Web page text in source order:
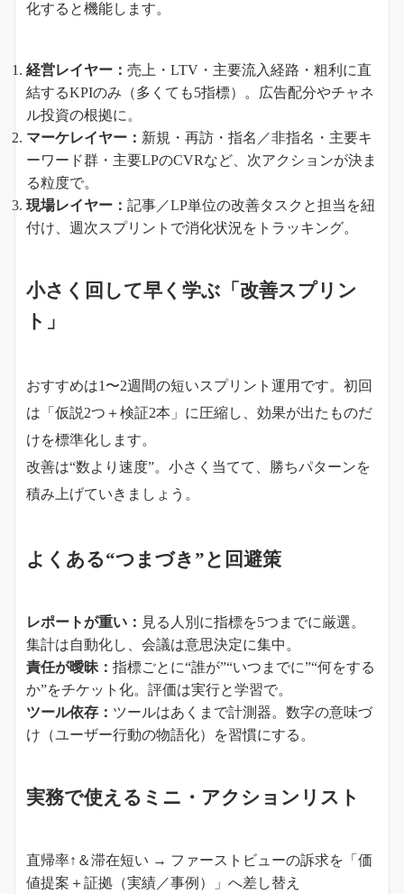
化すると機能します。
経営レイヤー： 売上・LTV・主要流入経路・粗利に直
結するKPIのみ（多くても5指標）。広告配分やチャネ
ル投資の根拠に。
マーケレイヤー： 新規・再訪・指名／非指名・主要キ
ーワード群・主要LPのCVRなど、次アクションが決ま
る粒度で。
現場レイヤー： 記事／LP単位の改善タスクと担当を紐
付け、週次スプリントで消化状況をトラッキング。
小さく回して早く学ぶ「改善スプリン
ト」
おすすめは1〜2週間の短いスプリント運用です。初回
は「仮説2つ＋検証2本」に圧縮し、効果が出たものだ
けを標準化します。
改善は“数より速度”。小さく当てて、勝ちパターンを
積み上げていきましょう。
よくある“つまづき”と回避策
レポートが重い： 見る人別に指標を5つまでに厳選。
集計は自動化し、会議は意思決定に集中。
責任が曖昧： 指標ごとに“誰が”“いつまでに”“何をする
か”をチケット化。評価は実行と学習で。
ツール依存： ツールはあくまで計測器。数字の意味づ
け（ユーザー行動の物語化）を習慣にする。
実務で使えるミニ・アクションリスト
直帰率↑＆滞在短い → ファーストビューの訴求を「価
値提案＋証拠（実績／事例）」へ差し替え